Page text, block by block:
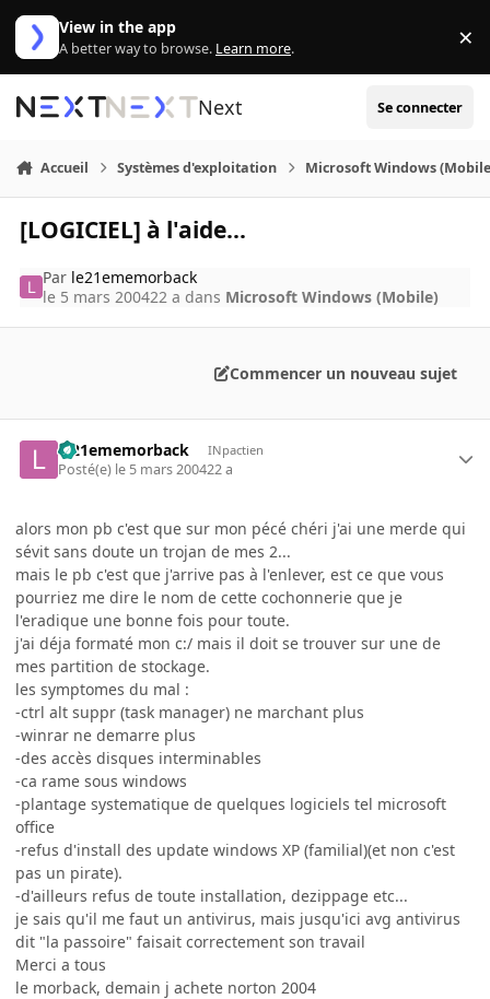
Aller au contenu
View in the app
A better way to browse. Learn more. ×
Next Se connecter
Accueil Systèmes d'exploitation Microsoft Windows
[LOGICIEL] à l'aide...
Par le21ememorback
le 5 mars 200422 a dans Microsoft Windows (Mobile)
Commencer un nouveau sujet
le21ememorback INpactien
Posté(e) le 5 mars 200422 a
alors mon pb c'est que sur mon pécé chéri j'ai une merde qui
sévit sans doute un trojan de mes 2...
mais le pb c'est que j'arrive pas à l'enlever, est ce que vous
pourriez me dire le nom de cette cochonnerie que je
l'eradique une bonne fois pour toute.
j'ai déja formaté mon c:/ mais il doit se trouver sur une de
mes partition de stockage.
les symptomes du mal :
-ctrl alt suppr (task manager) ne marchant plus
-winrar ne demarre plus
-des accès disques interminables
-ca rame sous windows
-plantage systematique de quelques logiciels tel microsoft
office
-refus d'install des update windows XP (familial)(et non c'est
pas un pirate).
-d'ailleurs refus de toute installation, dezippage etc...
je sais qu'il me faut un antivirus, mais jusqu'ici avg antivirus
dit "la passoire" faisait correctement son travail
Merci a tous
le morback, demain j achete norton 2004